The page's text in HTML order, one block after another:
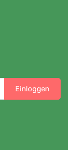
Einloggen